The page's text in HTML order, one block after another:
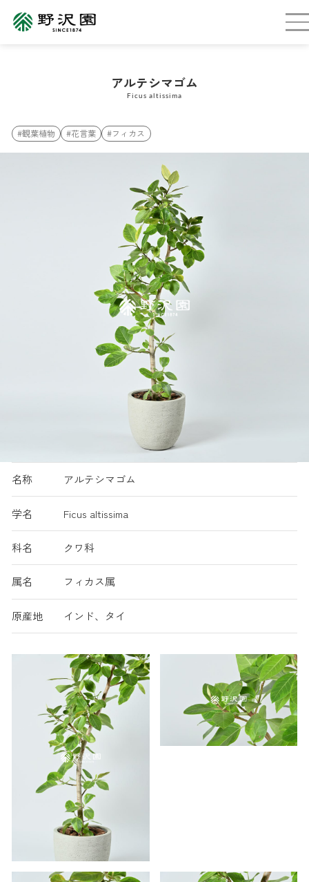
アルテシマゴム
Ficus altissima
#観葉植物 #花言葉 #フィカス
名称 アルテシマゴム
学名 Ficus altissima
科名 クワ科
属名 フィカス属
原産地 インド、タイ